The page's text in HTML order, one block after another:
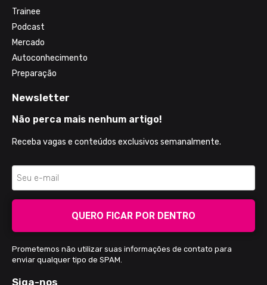
Trainee
Podcast
Mercado
Autoconhecimento
Preparação
Newsletter
Não perca mais nenhum artigo!
Receba vagas e conteúdos exclusivos semanalmente.
QUERO FICAR POR DENTRO
Prometemos não utilizar suas informações de contato para
enviar qualquer tipo de SPAM.
Siga-nos